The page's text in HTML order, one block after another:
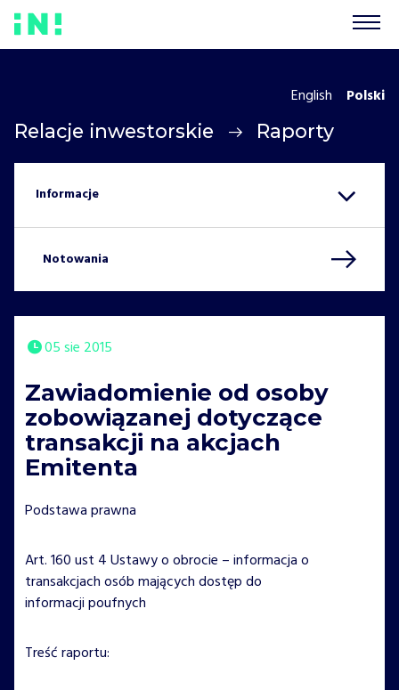
Relacje inwestorskie Raporty
English Polski
Notowania
05 sie 2015
Zawiadomienie od osoby
zobowiązanej dotyczące
transakcji na akcjach
Emitenta
Podstawa prawna
Art. 160 ust 4 Ustawy o obrocie – informacja o
transakcjach osób mających dostęp do
informacji poufnych
Treść raportu: